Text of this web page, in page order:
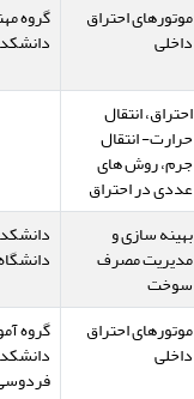
موتورهای احتراق
داخلی
گروه
احتراق، انتقال
حرارت- انتقال
جرم، روش های
عددی در احتراق
بهینه سازی و
مدیریت مصرف
سوخت
موتورهای احتراق
داخلی
گروه